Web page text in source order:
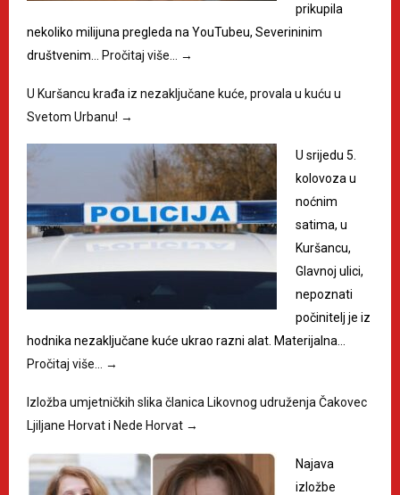
prikupila
nekoliko milijuna pregleda na YouTubeu, Severininim
društvenim…
Pročitaj više… →
U Kuršancu krađa iz nezaključane kuće, provala u kuću u
Svetom Urbanu! →
U srijedu 5.
kolovoza u
noćnim
satima, u
Kuršancu,
Glavnoj ulici,
nepoznati
počinitelj je iz
hodnika nezaključane kuće ukrao razni alat. Materijalna…
Pročitaj više…
→
Izložba umjetničkih slika članica Likovnog udruženja Čakovec
Ljiljane Horvat i Nede Horvat →
Najava
izložbe